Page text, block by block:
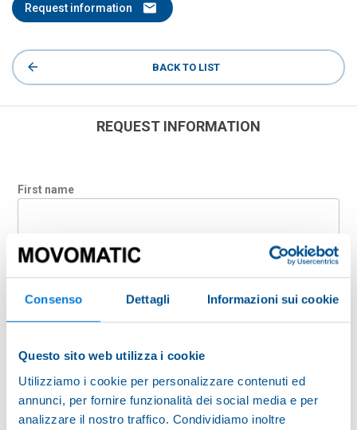
Consenso Dettagli Informazioni sui cookie
Questo sito web utilizza i cookie
Utilizziamo i cookie per personalizzare contenuti ed
annunci, per fornire funzionalità dei social media e per
analizzare il nostro traffico. Condividiamo inoltre
Request information
BACK TO LIST
REQUEST INFORMATION
First name
Last name
Country